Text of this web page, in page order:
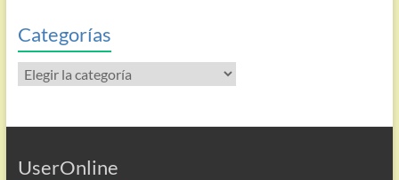
Categorías
Categorías
UserOnline